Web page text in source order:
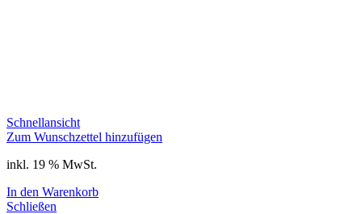
Schnellansicht
Zum Wunschzettel hinzufügen
inkl. 19 % MwSt.
In den Warenkorb
Schließen